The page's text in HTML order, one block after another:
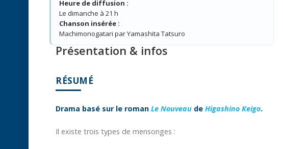
Heure de diffusion :
Le dimanche à 21 h
Chanson insérée :
Machimonogatari par Yamashita Tatsuro
Présentation & infos
RÉSUMÉ
Drama basé sur le roman Le Nouveau de Higashino Keigo.
Il existe trois types de mensonges :